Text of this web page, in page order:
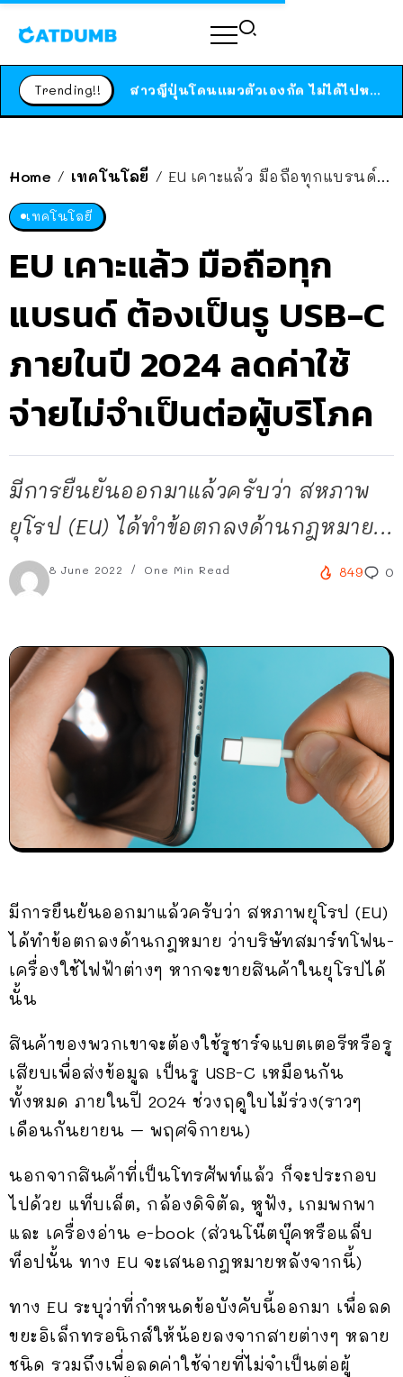
Trending!! ได้เวลาเด็กหนวดรวมตัว RF Online Next เปิดให้เล่นแล้ว เกม Sci-Fi MMORPG ระดับตำนาน เล่นได้ทั้งมือถือและ PC
สาวญี่ปุ่นโดนแมวตัวเองกัด ไม่ได้ไปหาหมอตั้งแต่เนิ่นๆ สุดท้ายขาบวม กลายเป็นโรคเนื้อเน่า เตือนทาสแมวทั้งหลายให้ระวัง
Home / เทคโนโลยี / EU เคาะแล้ว มือถือทุกแบรนด์ ต้องเป็นรู USB-C ภายในปี 2024 ลดค่าใช้จ่ายไม่จำเป็นต่อผู้บริโภค
เทคโนโลยี
EU เคาะแล้ว มือถือทุก
แบรนด์ ต้องเป็นรู USB-C
ภายในปี 2024 ลดค่าใช้
จ่ายไม่จำเป็นต่อผู้บริโภค
มีการยืนยันออกมาแล้วครับว่า สหภาพ
ยุโรป (EU) ได้ทำข้อตกลงด้านกฎหมาย...
8 June 2022 One Min Read 849 0
มีการยืนยันออกมาแล้วครับว่า สหภาพยุโรป (EU)
ได้ทำข้อตกลงด้านกฎหมาย ว่าบริษัทสมาร์ทโฟน-
เครื่องใช้ไฟฟ้าต่างๆ หากจะขายสินค้าในยุโรปได้
นั้น
สินค้าของพวกเขาจะต้องใช้รูชาร์จแบตเตอรีหรือรู
เสียบเพื่อส่งข้อมูล เป็นรู USB-C เหมือนกัน
ทั้งหมด ภายในปี 2024 ช่วงฤดูใบไม้ร่วง(ราวๆ
เดือนกันยายน – พฤศจิกายน)
นอกจากสินค้าที่เป็นโทรศัพท์แล้ว ก็จะประกอบ
ไปด้วย แท็บเล็ต, กล้องดิจิตัล, หูฟัง, เกมพกพา
และ เครื่องอ่าน e-book (ส่วนโน๊ตบุ๊คหรือแล็บ
ท็อปนั้น ทาง EU จะเสนอกฎหมายหลังจากนี้)
ทาง EU ระบุว่าที่กำหนดข้อบังคับนี้ออกมา เพื่อลด
ขยะอิเล็กทรอนิกส์ให้น้อยลงจากสายต่างๆ หลาย
ชนิด รวมถึงเพื่อลดค่าใช้จ่ายที่ไม่จำเป็นต่อผู้